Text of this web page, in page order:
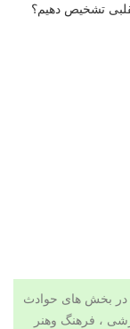
تشخیص دهیم؟
مهم ترین رویدادهای ۲۴ ساعته در بخش های حوادث
، فرهنگ وهنر